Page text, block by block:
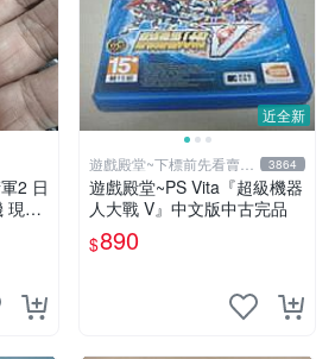
2 日
現象
成
日
近全新
遊戲殿堂~下標前先看賣場
關於我
3864
遊戲殿堂~PS Vita『超級機器
人大戰 V』中文版中古完品
$890